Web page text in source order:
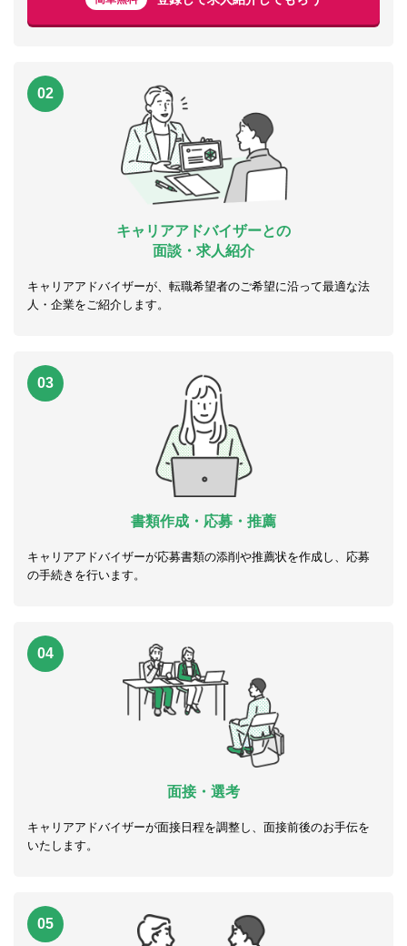
02
キャリアアドバイザーとの
面談・求人紹介
キャリアアドバイザーが、転職希望者のご希望に沿って最適な法
人・企業をご紹介します。
03
書類作成・応募・推薦
キャリアアドバイザーが応募書類の添削や推薦状を作成し、応募
の手続きを行います。
04
面接・選考
キャリアアドバイザーが面接日程を調整し、面接前後のお手伝を
いたします。
05